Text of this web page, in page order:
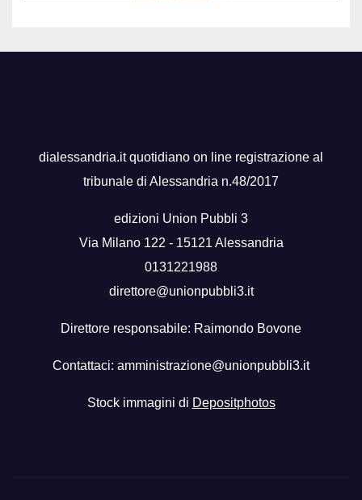
dialessandria.it quotidiano on line registrazione al
tribunale di Alessandria n.48/2017
edizioni Union Pubbli 3
Via Milano 122 - 15121 Alessandria
0131221988
direttore@unionpubbli3.it
Direttore responsabile: Raimondo Bovone
Contattaci: amministrazione@unionpubbli3.it
Stock immagini di Depositphotos